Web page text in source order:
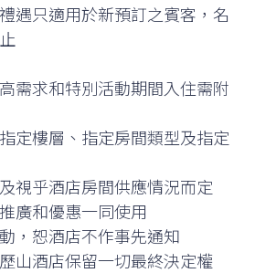
遇只適用於新預訂之賓客，名
需求和特別活動期間入住需附
定樓層、指定房間類型及指定
視乎酒店房間供應情況而定
廣和優惠一同使用
，恕酒店不作事先通知
山酒店保留一切最終決定權